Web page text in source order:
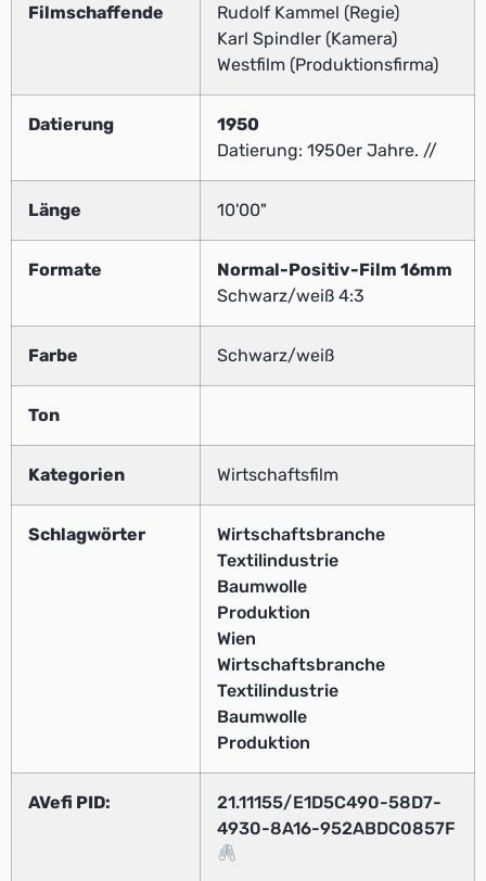
Filmschaffende
Rudolf Kammel (Regie)
Karl Spindler (Kamera)
Westfilm (Produktionsfirma)
Datierung
1950
Datierung: 1950er Jahre. //
Länge 10'00"
Formate
Normal-Positiv-Film 16mm
Schwarz/weiß 4:3
Farbe Schwarz/weiß
Ton
Kategorien Wirtschaftsfilm
Schlagwörter
Wirtschaftsbranche
Textilindustrie
Baumwolle
Produktion
Wien
Wirtschaftsbranche
Textilindustrie
Baumwolle
Produktion
AVefi PID:
21.11155/E1D5C490-58D7-
4930-8A16-952ABDC0857F